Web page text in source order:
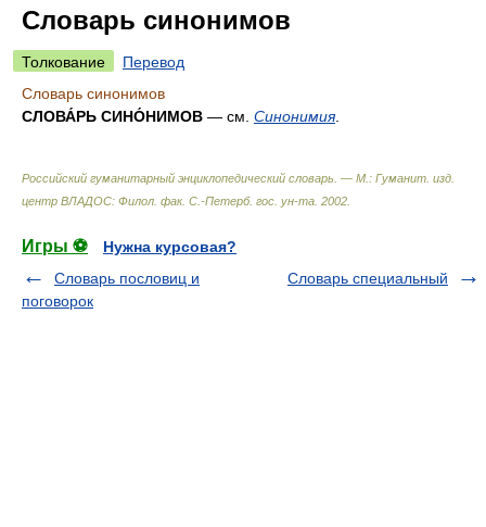
Словарь синонимов
Толкование
Перевод
Словарь синонимов
СЛОВА́РЬ СИНО́НИМОВ — см. Синонимия.
Российский гуманитарный энциклопедический словарь. — М.: Гуманит. изд.
центр ВЛАДОС: Филол. фак. С.-Петерб. гос. ун-та 2002
Игры ⚽
Нужна курсовая?
Словарь пословиц и
поговорок
Словарь специальный